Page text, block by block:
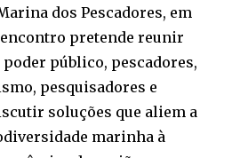
dos Pescadores, em
encontro pretende reunir
público, pescadores,
pesquisadores e
soluções que aliem a
marinha à